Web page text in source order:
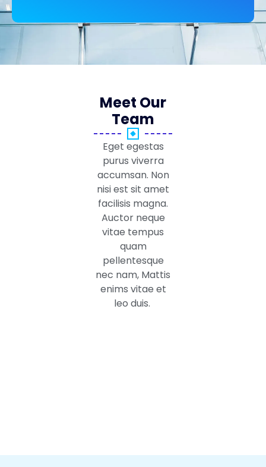
Meet Our
Team
Eget egestas
purus viverra
accumsan. Non
nisi est sit amet
facilisis magna.
Auctor neque
vitae tempus
quam
pellentesque
nec nam, Mattis
enims vitae et
leo duis.